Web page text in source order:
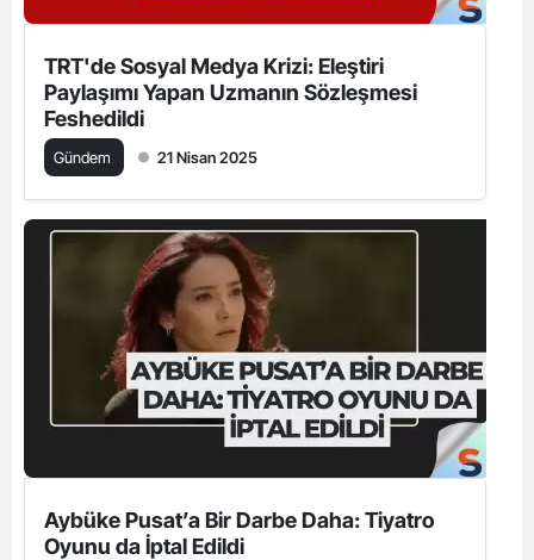
TRT'de Sosyal Medya Krizi: Eleştiri
Paylaşımı Yapan Uzmanın Sözleşmesi
Feshedildi
Gündem 21 Nisan 2025
Aybüke Pusat’a Bir Darbe Daha: Tiyatro
Oyunu da İptal Edildi